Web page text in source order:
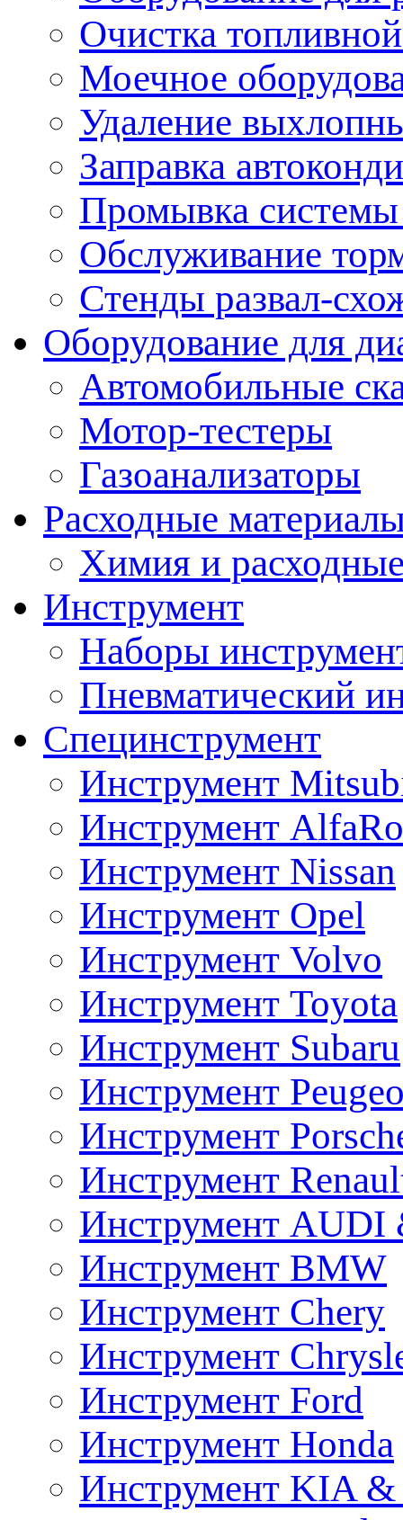
Очистка
Моечное
Удаление
Заправка
Промывка
Обслуживание
Стенды развал-
Оборудование для
Автомобильные
Мотор-тестеры
Газоанализаторы
Расходные
Химия и
Инструмент
Наборы
Пневматический
Специнструмент
Инструмент
Инструмент
Инструмент Nissan
Инструмент Opel
Инструмент Volvo
Инструмент Toyota
Инструмент Subaru
Инструмент
Инструмент
Инструмент
Инструмент AUDI
Инструмент BMW
Инструмент Chery
Инструмент
Инструмент Ford
Инструмент Honda
Инструмент KIA